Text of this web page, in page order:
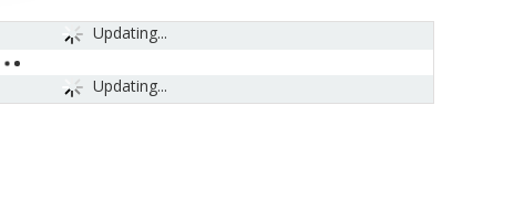
Updating...
Updating...